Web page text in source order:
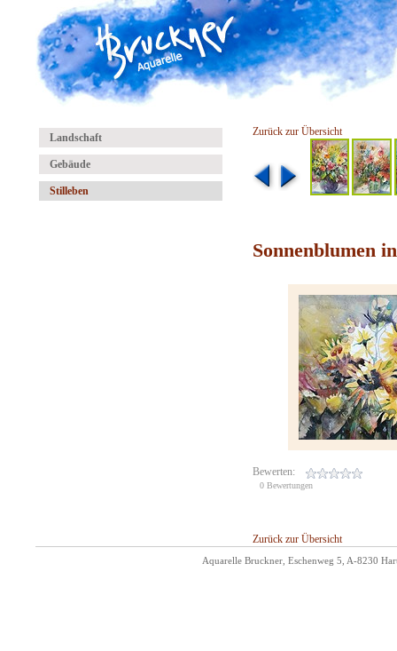
Landschaft
Gebäude
Stilleben
Zurück zur Übersicht
Sonnenblumen
Bewerten:
0 Bewertungen
Zurück zur Übersicht
Aquarelle Bruckner, Eschenweg 5, A-8230